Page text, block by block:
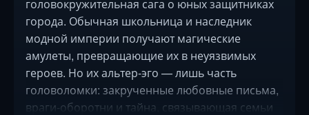
головокружительная сага о юных защитниках
города. Обычная школьница и наследник
модной империи получают магические
амулеты, превращающие их в неуязвимых
героев. Но их альтер-эго — лишь часть
головоломки: закрученные любовные письма,
враги-оборотни и тайна, связывающая семьи